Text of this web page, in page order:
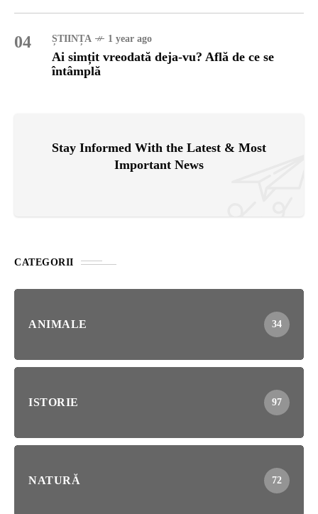
04 ȘTIINȚA 1 year ago
Ai simțit vreodată deja-vu? Află de ce se
întâmplă
Stay Informed With the Latest & Most
Important News
CATEGORII
ANIMALE 34
ISTORIE 97
NATURĂ 72